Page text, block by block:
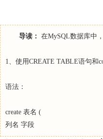
导读： 在MySQL数据库中
1、使用CREATE TABLE语句和
语法：
create 表名 (
列名 字段